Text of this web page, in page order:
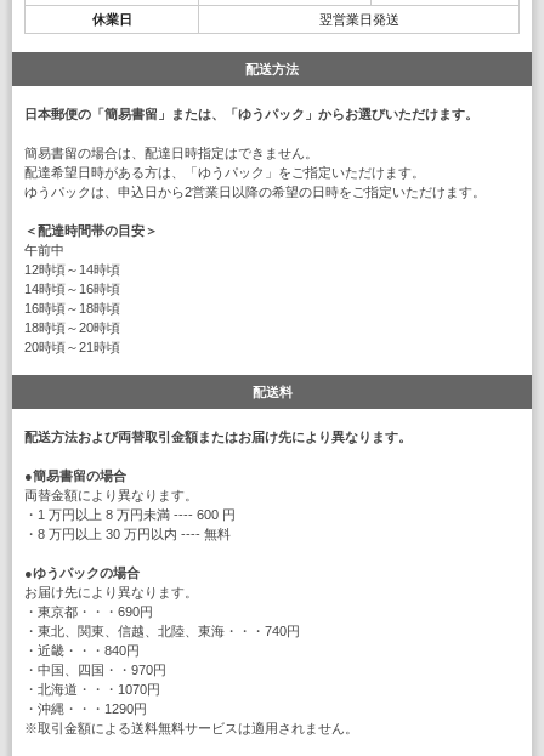
休業日
翌営業日発送
配送方法
日本郵便の「簡易書留」または、「ゆうパック」からお選びいただけます。
簡易書留の場合は、配達日時指定はできません。
配達希望日時がある方は、「ゆうパック」をご指定いただけます。
ゆうパックは、申込日から2営業日以降の希望の日時をご指定いただけます。
＜配達時間帯の目安＞
午前中
12時頃～14時頃
14時頃～16時頃
16時頃～18時頃
18時頃～20時頃
20時頃～21時頃
配送料
配送方法および両替取引金額またはお届け先により異なります。
●簡易書留の場合
両替金額により異なります。
・1 万円以上 8 万円未満 ---- 600 円
・8 万円以上 30 万円以内 ---- 無料
●ゆうパックの場合
お届け先により異なります。
・東京都・・・690円
・東北、関東、信越、北陸、東海・・・740円
・近畿・・・840円
・中国、四国・・970円
・北海道・・・1070円
・沖縄・・・1290円
※取引金額による送料無料サービスは適用されません。